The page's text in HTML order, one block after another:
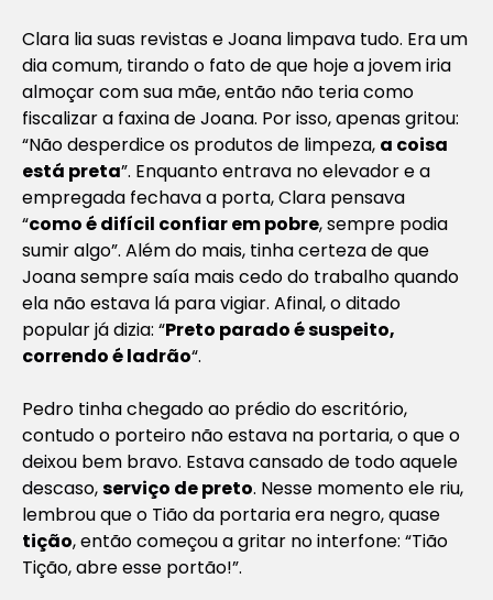
Clara lia suas revistas e Joana limpava tudo. Era um
dia comum, tirando o fato de que hoje a jovem iria
almoçar com sua mãe, então não teria como
fiscalizar a faxina de Joana. Por isso, apenas gritou:
“Não desperdice os produtos de limpeza, a coisa
está preta”. Enquanto entrava no elevador e a
empregada fechava a porta, Clara pensava
“como é difícil confiar em pobre, sempre podia
sumir algo”. Além do mais, tinha certeza de que
Joana sempre saía mais cedo do trabalho quando
ela não estava lá para vigiar. Afinal, o ditado
popular já dizia: “Preto parado é suspeito,
correndo é ladrão“.
Pedro tinha chegado ao prédio do escritório,
contudo o porteiro não estava na portaria, o que o
deixou bem bravo. Estava cansado de todo aquele
descaso,serviço de preto. Nesse momento ele riu,
lembrou que o Tião da portaria era negro, quase
tição, então começou a gritar no interfone: “Tião
Tição, abre esse portão!”.